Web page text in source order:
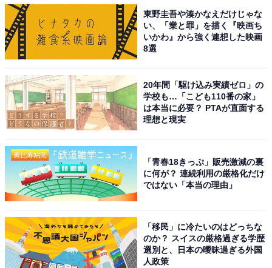
東野圭吾や湊かなえだけじゃな
い、「業と罪」を描く『映画ち
いかわ』から強く連想した映画
8選
20年間「駆け込み実績ゼロ」の
学校も…「こども110番の家」
は本当に必要？ PTAが直面する
理想と現実
「青春18きっぷ」販売激減の裏
に何が？ 連続利用の厳格化だけ
ではない「本当の理由」
「移民」に冷たいのはどっちな
のか？ スイスの厳格過ぎる学歴
選別と、日本の曖昧過ぎる外国
人政策